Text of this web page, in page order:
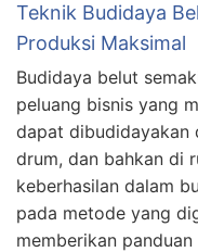
Teknik Budidaya
Produksi Maksimal
Budidaya belut
peluang bisnis yang
dapat dibudidayakan
drum, dan bahkan di
keberhasilan dalam
pada metode yang
memberikan